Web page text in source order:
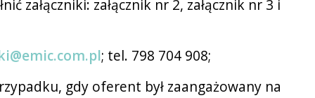
załączniki: załącznik nr 2, załącznik nr 3 i
; tel. 798 704 908;
gdy oferent był zaangażowany na